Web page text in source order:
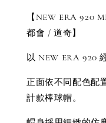
【NEW ERA 920
都會 / 道奇】
以 NEW ERA 920
正面依不同配色配
計款棒球帽。